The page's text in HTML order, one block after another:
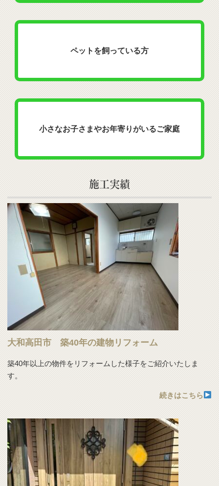
ペットを飼っている方
小さなお子さまやお年寄りがいるご家庭
施工実績
大和高田市 築40年の建物リフォーム
築40年以上の物件をリフォームした様子をご紹介いたしま
す。
続きはこちら